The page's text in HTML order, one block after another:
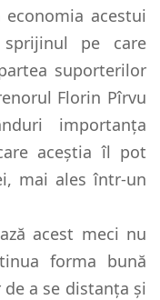
acestui
pe care
suporterilor
Florin Pîrvu
importanța
aceștia îl pot
mai ales într-un
acest meci nu
forma bună
a se distanța și